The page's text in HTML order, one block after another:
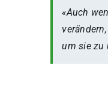
«Auch
um sie zu